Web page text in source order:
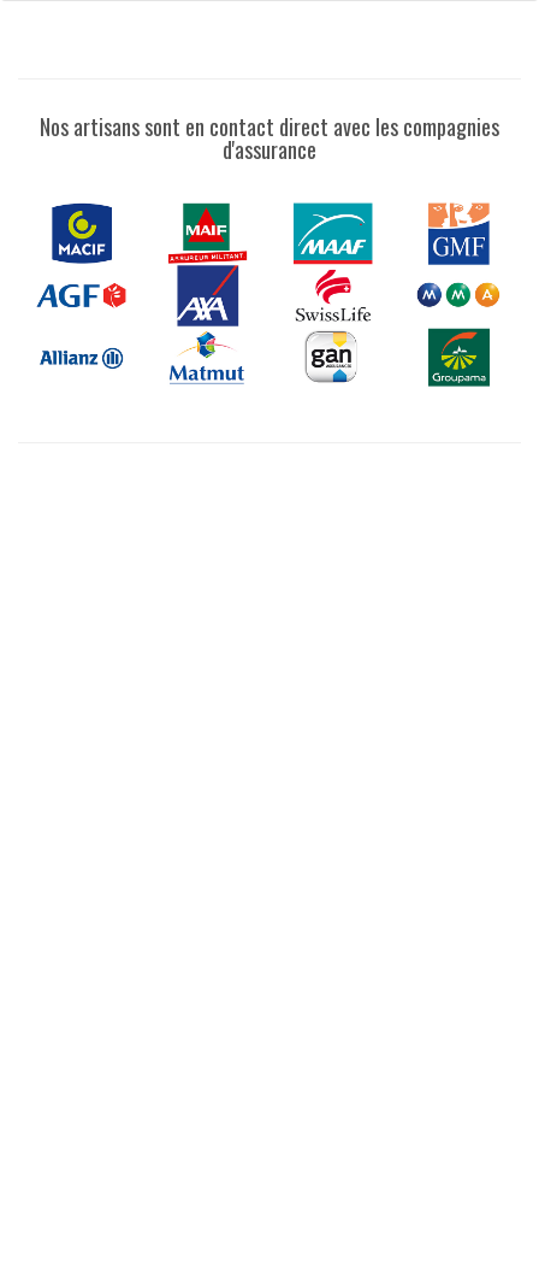
Nos artisans sont en contact direct avec les compagnies
d'assurance